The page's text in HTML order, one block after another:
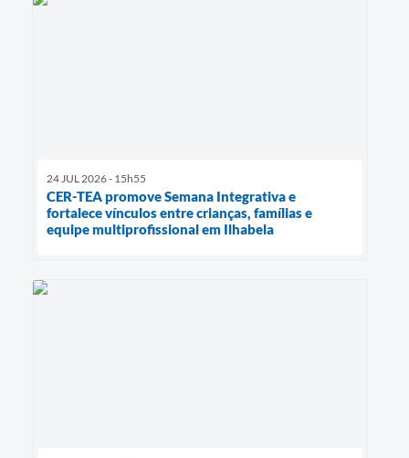
24 JUL 2026 - 15h55
CER-TEA promove Semana Integrativa e
fortalece vínculos entre crianças, famílias e
equipe multiprofissional em Ilhabela